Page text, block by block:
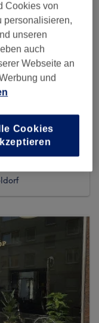
Only for
Cookies von
personalisieren,
unseren
auch
Webseite an
und
Cookies